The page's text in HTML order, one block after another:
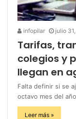
infopilar julio
Tarifas,
colegios y
llegan en
Falta definir si se
octavo mes del
Leer más »